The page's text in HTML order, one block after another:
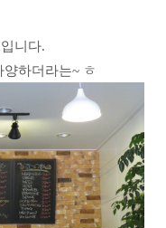
니다.
하더라는~ ㅎ